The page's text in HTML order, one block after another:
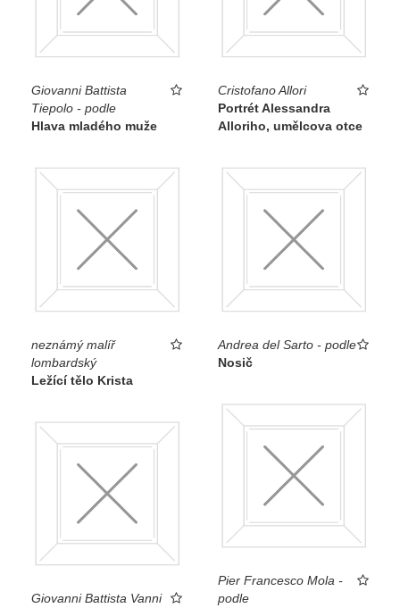
Giovanni Battista
Tiepolo - podle
Hlava mladého muže
Cristofano Allori
Portrét Alessandra
Alloriho, umělcova otce
neznámý malíř
lombardský
Ležící tělo Krista
Andrea del Sarto - podle
Nosič
Pier Francesco Mola -
podle
Giovanni Battista Vanni